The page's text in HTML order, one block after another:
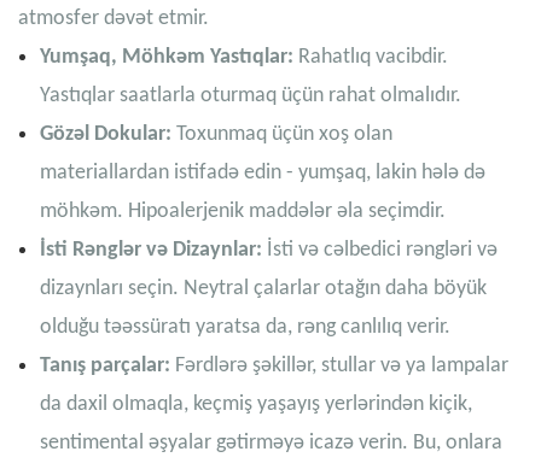
atmosfer dəvət etmir.
Yumşaq, Möhkəm Yastıqlar: Rahatlıq vacibdir.
Yastıqlar saatlarla oturmaq üçün rahat olmalıdır.
Gözəl Dokular: Toxunmaq üçün xoş olan
materiallardan istifadə edin - yumşaq, lakin hələ də
möhkəm. Hipoalerjenik maddələr əla seçimdir.
İsti Rənglər və Dizaynlar: İsti və cəlbedici rəngləri və
dizaynları seçin. Neytral çalarlar otağın daha böyük
olduğu təəssüratı yaratsa da, rəng canlılıq verir.
Tanış parçalar: Fərdlərə şəkillər, stullar və ya lampalar
da daxil olmaqla, keçmiş yaşayış yerlərindən kiçik,
sentimental əşyalar gətirməyə icazə verin. Bu, onlara